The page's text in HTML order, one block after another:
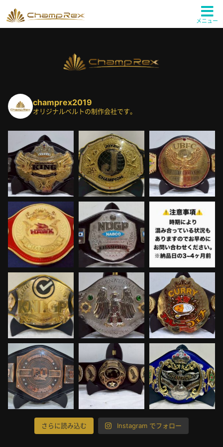
メニュー
champrex2019
オリジナルベルトの制作会社です。
さらに読み込む Instagram でフォロー